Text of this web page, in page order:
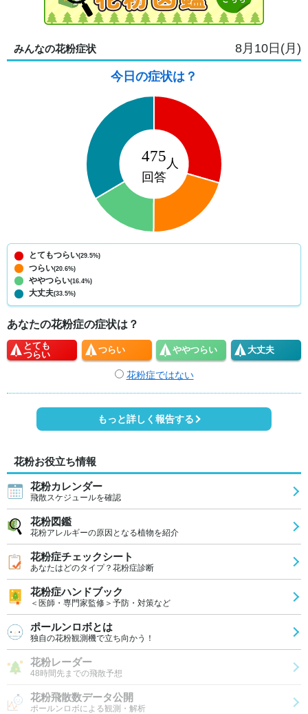
みんなの花粉症状 8月10日(月)
今日の症状は？
とてもつらい(29.5%)
つらい(20.6%)
ややつらい(16.4%)
大丈夫(33.5%)
あなたの花粉症の症状は？
とても
つらい
つらい ややつらい 大丈夫
花粉症ではない
もっと詳しく報告する
花粉お役立ち情報
花粉カレンダー
飛散スケジュールを確認
花粉図鑑
花粉アレルギーの原因となる植物を紹介
花粉症チェックシート
あなたはどのタイプ？花粉症診断
花粉症ハンドブック
＜医師・専門家監修＞予防・対策など
ポールンロボとは
独自の花粉観測機で立ち向かう！
花粉レーダー
48時間先までの飛散予想
花粉飛散数データ公開
ポールンロボによる観測・解析